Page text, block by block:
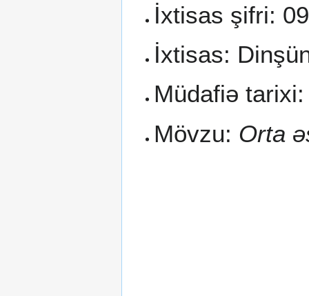
İxtisas şifri:
İxtisas:
Müdafiə tarixi:
Mövzu: Orta